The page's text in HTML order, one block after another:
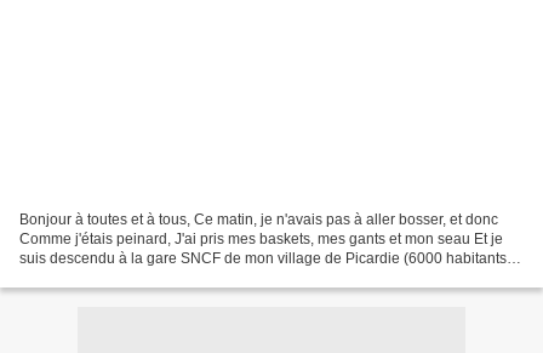
Bonjour à toutes et à tous, Ce matin, je n'avais pas à aller bosser, et donc
Comme j'étais peinard, J'ai pris mes baskets, mes gants et mon seau Et je
suis descendu à la gare SNCF de mon village de Picardie (6000 habitants